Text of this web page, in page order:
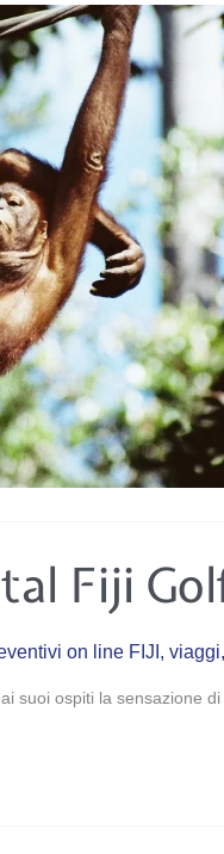
Fiji
on line FIJI , viaggi,
suoi ospiti la sensazione